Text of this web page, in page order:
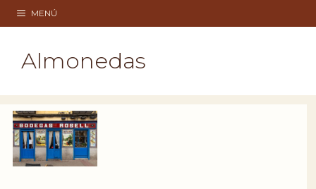
Saltar
al
MENÚ
Almonedas